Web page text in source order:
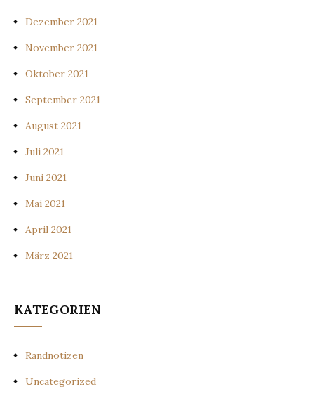
Dezember 2021
November 2021
Oktober 2021
September 2021
August 2021
Juli 2021
Juni 2021
Mai 2021
April 2021
März 2021
KATEGORIEN
Randnotizen
Uncategorized